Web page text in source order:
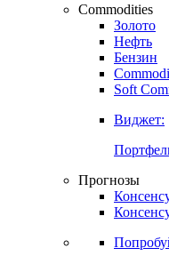
Commodities
Золото
Нефть
Бензин
Soft
Виджет:
Прогнозы